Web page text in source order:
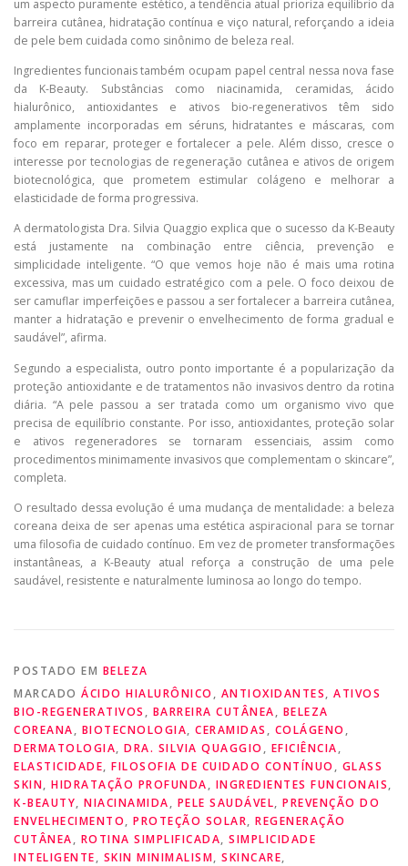
um aspecto puramente estético, a tendência atual prioriza equilíbrio da
barreira cutânea, hidratação contínua e viço natural, reforçando a ideia
de pele bem cuidada como sinônimo de beleza real.
Ingredientes funcionais também ocupam papel central nessa nova fase
da K-Beauty. Substâncias como niacinamida, ceramidas, ácido
hialurônico, antioxidantes e ativos bio-regenerativos têm sido
amplamente incorporadas em séruns, hidratantes e máscaras, com
foco em reparar, proteger e fortalecer a pele. Além disso, cresce o
interesse por tecnologias de regeneração cutânea e ativos de origem
biotecnológica, que prometem estimular colágeno e melhorar a
elasticidade de forma progressiva.
A dermatologista Dra. Silvia Quaggio explica que o sucesso da K-Beauty
está justamente na combinação entre ciência, prevenção e
simplicidade inteligente. “O que vemos hoje não é mais uma rotina
excessiva, mas um cuidado estratégico com a pele. O foco deixou de
ser camuflar imperfeições e passou a ser fortalecer a barreira cutânea,
manter a hidratação e prevenir o envelhecimento de forma gradual e
saudável”, afirma.
Segundo a especialista, outro ponto importante é a popularização da
proteção antioxidante e de tratamentos não invasivos dentro da rotina
diária. “A pele passou a ser tratada como um organismo vivo que
precisa de equilíbrio constante. Por isso, antioxidantes, proteção solar
e ativos regeneradores se tornaram essenciais, assim como
procedimentos minimamente invasivos que complementam o skincare”,
completa.
O resultado dessa evolução é uma mudança de mentalidade: a beleza
coreana deixa de ser apenas uma estética aspiracional para se tornar
uma filosofia de cuidado contínuo. Em vez de prometer transformações
instantâneas, a K-Beauty atual reforça a construção de uma pele
saudável, resistente e naturalmente luminosa ao longo do tempo.
POSTADO EM BELEZA
MARCADO ÁCIDO HIALURÔNICO , ANTIOXIDANTES, ATIVOS
BIO-REGENERATIVOS , BARREIRA CUTÂNEA, BELEZA
COREANA, BIOTECNOLOGIA, CERAMIDAS , COLÁGENO ,
DERMATOLOGIA, DRA. SILVIA QUAGGIO , EFICIÊNCIA,
ELASTICIDADE, FILOSOFIA DE CUIDADO CONTÍNUO , GLASS
SKIN, HIDRATAÇÃO PROFUNDA, INGREDIENTES FUNCIONAIS,
K-BEAUTY, NIACINAMIDA, PELE SAUDÁVEL, PREVENÇÃO DO
ENVELHECIMENTO, PROTEÇÃO SOLAR, REGENERAÇÃO
CUTÂNEA, ROTINA SIMPLIFICADA, SIMPLICIDADE
INTELIGENTE, SKIN MINIMALISM, SKINCARE,